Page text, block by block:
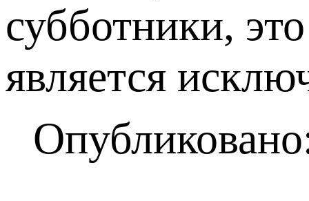
субботники,
является